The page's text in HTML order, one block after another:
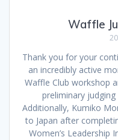
Waffle
Thank you for your
an incredibly active
Waffle Club workshop
preliminary
Additionally, Kumiko
to Japan after
Women’s Leadership